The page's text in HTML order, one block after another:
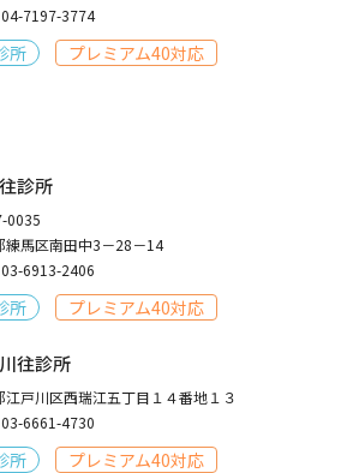
04-7197-3774
所 プレミアム40対応
診所
0035
練馬区南田中3－28－14
03-6913-2406
所 プレミアム40対応
往診所
江戸川区西瑞江五丁目１４番地１３
03-6661-4730
所 プレミアム40対応